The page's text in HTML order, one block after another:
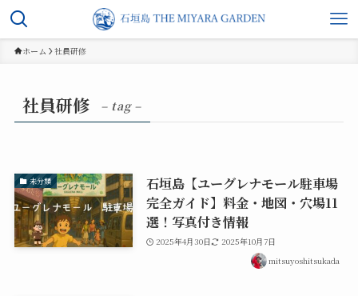
ホーム 社員研修
社員研修 – tag –
未分類
石垣島【ユーグレナモール駐車場
完全ガイド】料金・地図・穴場11
選！写真付き情報
2025年4月30日
2025年10月7日
mitsuyoshitsukada